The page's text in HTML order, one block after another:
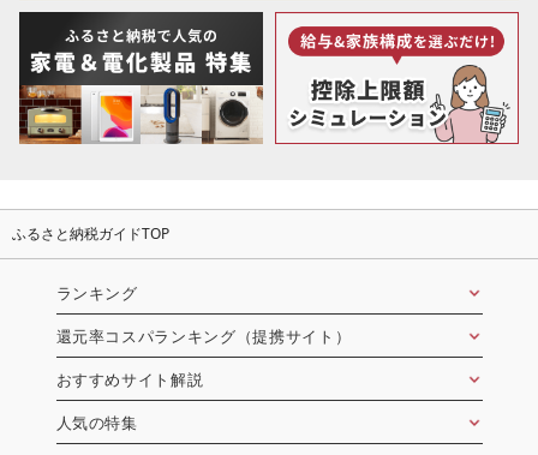
ふるさと納税ガイドTOP
ランキング
還元率コスパランキング（提携サイト）
おすすめサイト解説
人気の特集